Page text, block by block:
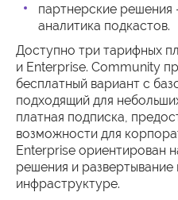
партнерские решения
аналитика подкастов.
Доступно три тарифных
и Enterprise. Community
бесплатный вариант с
подходящий для
платная подписка,
возможности для
Enterprise ориентирован
решения и развертывание
инфраструктуре.